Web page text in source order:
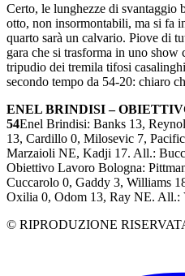
Certo, le lunghezze di svantaggio
otto, non insormontabili, ma si fa
quarto sarà un calvario. Piove di
gara che si trasforma in uno
tripudio dei tremila tifosi
secondo tempo da 54-20: chiaro
ENEL BRINDISI –
54Enel Brindisi: Banks 13,
13, Cardillo 0, Milosevic 7,
Marzaioli NE, Kadji 17. All.:
Obiettivo Lavoro Bologna:
Cuccarolo 0, Gaddy 3, Williams
Oxilia 0, Odom 13, Ray NE. All.:
© RIPRODUZIONE